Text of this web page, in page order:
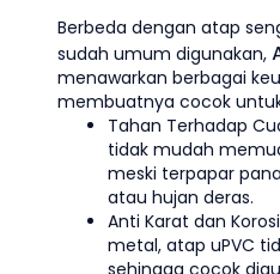
Berbeda dengan atap
sudah umum digunakan,
menawarkan berbagai
membuatnya cocok
Tahan Terhadap
tidak mudah
meski terpapar
atau hujan deras.
Anti Karat dan
metal, atap uPVC
sehingga cocok